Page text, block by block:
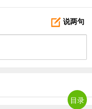
折线图线条、图表边框等
说两句
目录